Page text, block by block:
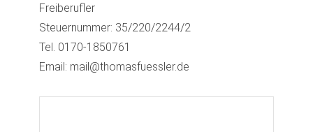
Freiberufler
Steuernummer: 35/220/2244/2
Tel. 0170-1850761
Email: mail@thomasfuessler.de